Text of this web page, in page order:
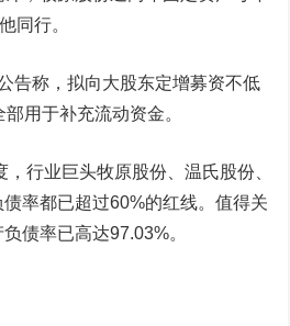
同行。
称，拟向大股东定增募资不低
用于补充流动资金。
行业巨头牧原股份、温氏股份、
率都已超过60%的红线。值得关
债率已高达97.03%。